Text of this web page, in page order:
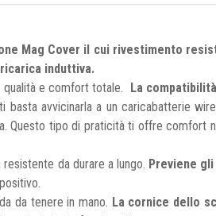
Mag Cover il cui rivestimento
induttiva.
qualità e comfort totale.
La
avvicinarla a un caricabatterie
Questo tipo di praticità ti offre comfort
resistente da durare a lungo. Previene
da tenere in mano. La cornice dello